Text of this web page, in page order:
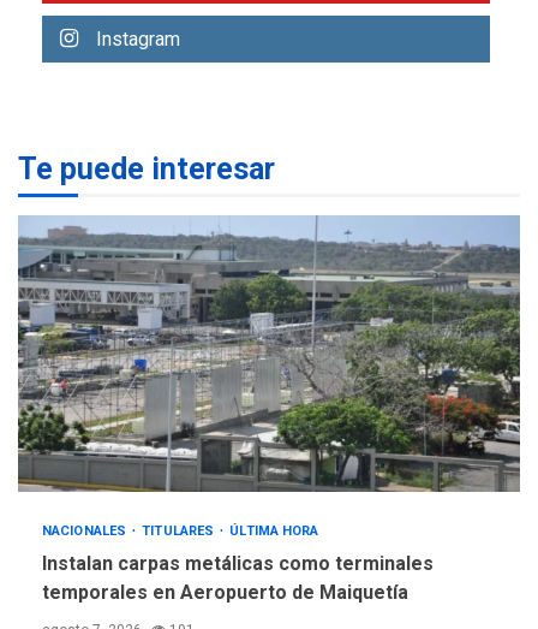
Instagram
Te puede interesar
NACIONALES TITULARES ÚLTIMA HORA
Instalan carpas metálicas como terminales
temporales en Aeropuerto de Maiquetía